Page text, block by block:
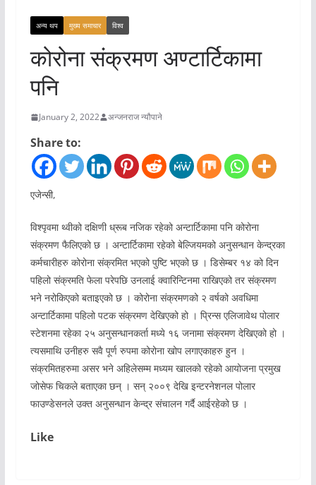
अन्य थप मुख्य समाचार विश्व
कोरोना संक्रमण अण्टार्टिकामा
पनि
January 2, 2022 अन्जनराज न्यौपाने
Share to:
एजेन्सी,
विश्पृवमा थ्वीको दक्षिणी ध्रूब नजिक रहेको अन्टार्टिकामा पनि कोरोना
संक्रमण फैलिएको छ । अन्टार्टिकामा रहेको बेल्जियमको अनुसन्धान केन्द्रका
कर्मचारीहरु कोरोना संक्रमित भएको पुष्टि भएको छ । डिसेम्बर १४ को दिन
पहिलो संक्रमति फेला परेपछि उनलाई क्वारिन्टिनमा राखिएको तर संक्रमण
भने नरोकिएको बताइएको छ । कोरोना संक्रमणको २ वर्षको अवधिमा
अन्टार्टिकामा पहिलो पटक संक्रमण देखिएको हो । प्रिन्स एलिजावेथ पोलार
स्टेशनमा रहेका २५ अनुसन्धानकर्ता मध्ये १६ जनामा संक्रमण देखिएको हो ।
त्यसमाथि उनीहरु सवै पूर्ण रुपमा कोरोना खोप लगाएकाहरु हुन ।
संक्रमितहरुमा असर भने अहिलेसम्म मध्यम खालको रहेको आयोजना प्रमुख
जोसेफ चिकले बताएका छन् । सन् २००९ देखि इन्टरनेशनल पोलार
फाउण्डेसनले उक्त अनुसन्धान केन्द्र संचालन गर्दै आईरहेको छ ।
Like